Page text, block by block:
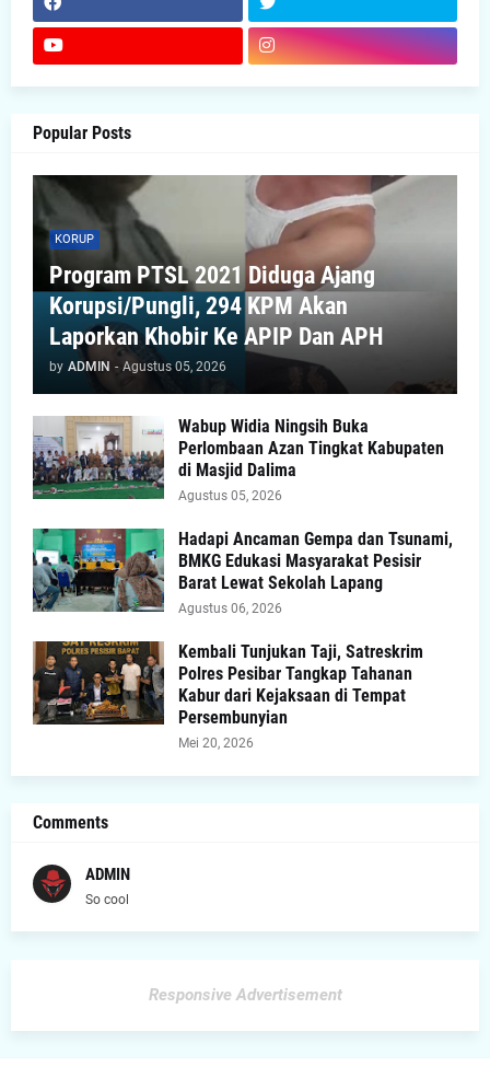
Popular Posts
KORUP
Program PTSL 2021 Diduga Ajang
Korupsi/Pungli, 294 KPM Akan
Laporkan Khobir Ke APIP Dan APH
by ADMIN - Agustus 05, 2026
Wabup Widia Ningsih Buka
Perlombaan Azan Tingkat Kabupaten
di Masjid Dalima
Agustus 05, 2026
Hadapi Ancaman Gempa dan Tsunami,
BMKG Edukasi Masyarakat Pesisir
Barat Lewat Sekolah Lapang
Agustus 06, 2026
Kembali Tunjukan Taji, Satreskrim
Polres Pesibar Tangkap Tahanan
Kabur dari Kejaksaan di Tempat
Persembunyian
Mei 20, 2026
Comments
ADMIN
So cool
Responsive Advertisement